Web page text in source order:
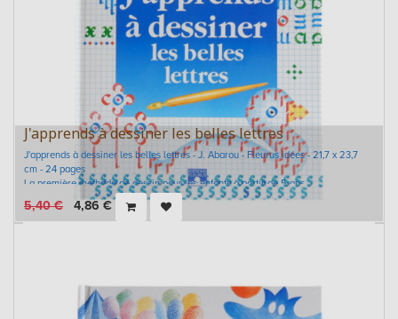
J'apprends à dessiner les belles lettres
J'apprends à dessiner les belles lettres - J. Abarou - Fleurus idées - 21,7 x 23,7
cm - 24 pages
La première méthode de dessin pour les enfants à partir de 5 ans.
5,40€ 4,86 €